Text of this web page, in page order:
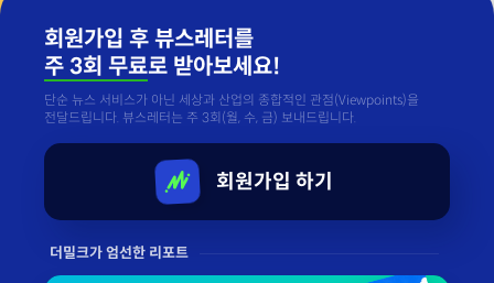
회원가입 후 뷰스레터를
주 3회 무료로 받아보세요!
단순 뉴스 서비스가 아닌 세상과 산업의 종합적인 관점(Viewpoints)을
전달드립니다. 뷰스레터는 주 3회(월, 수, 금) 보내드립니다.
회원가입 하기
더밀크가 엄선한 리포트